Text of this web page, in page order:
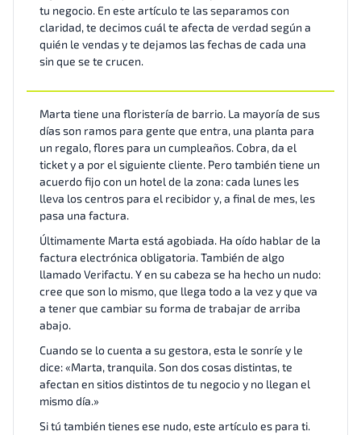
tu negocio. En este artículo te las separamos con
claridad, te decimos cuál te afecta de verdad según a
quién le vendas y te dejamos las fechas de cada una
sin que se te crucen.
Marta tiene una floristería de barrio. La mayoría de sus
días son ramos para gente que entra, una planta para
un regalo, flores para un cumpleaños. Cobra, da el
ticket y a por el siguiente cliente. Pero también tiene un
acuerdo fijo con un hotel de la zona: cada lunes les
lleva los centros para el recibidor y, a final de mes, les
pasa una factura.
Últimamente Marta está agobiada. Ha oído hablar de la
factura electrónica obligatoria. También de algo
llamado Verifactu. Y en su cabeza se ha hecho un nudo:
cree que son lo mismo, que llega todo a la vez y que va
a tener que cambiar su forma de trabajar de arriba
abajo.
Cuando se lo cuenta a su gestora, esta le sonríe y le
dice: «Marta, tranquila. Son dos cosas distintas, te
afectan en sitios distintos de tu negocio y no llegan el
mismo día.»
Si tú también tienes ese nudo, este artículo es para ti.